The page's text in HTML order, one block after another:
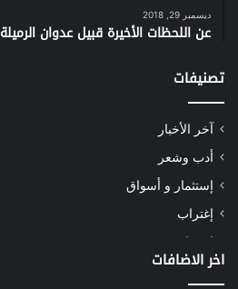
ديسمبر 29, 2018
عن اللحظات الأخيرة قبيل عدوان الرميلة 1989
تصنيفات
آخر الأخبار
أدب وشعر
إستثمار و أسواق
إغتراب
إقتصاد
اخر الاضافات